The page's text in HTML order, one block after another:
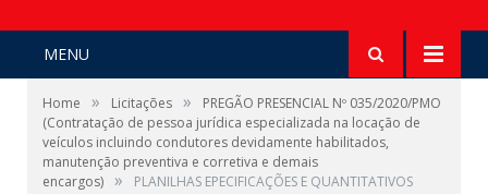
MENU
Home » Licitações »
PREGÃO PRESENCIAL Nº 035/2020/PMO
(Contratação de pessoa jurídica especializada na locação de
veículos incluindo condutores devidamente habilitados,
manutenção preventiva e corretiva e demais
encargos) » PLANILHAS EPECIFICAÇÕES E QUANTITATIVOS